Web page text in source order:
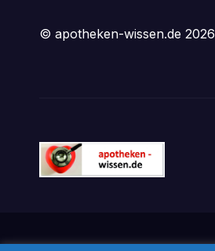
© apotheken-wissen.de 2026